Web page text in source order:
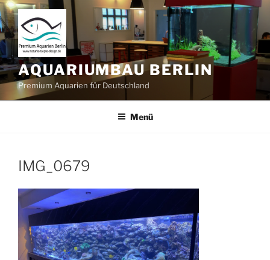
Zum
Inhalt
springen
AQUARIUMBAU BERLIN
Premium Aquarien für Deutschland
Menü
IMG_0679